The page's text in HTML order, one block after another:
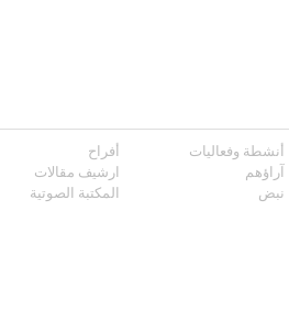
أنشطة وفعاليات
أفراح
آراؤهم
ارشيف مقالات
نبض
المكتبة الصوتية